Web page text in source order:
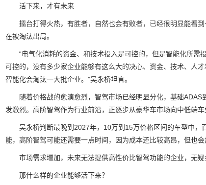
活下来，才有未来
擂台打得火热，有胜者，自然也会有败者，已经很明显能看
在被淘汰出局。
“电气化消耗的资金、和技术投入是可控的，但是智能化所需
可控的，没有多少家企业能够有这么大的决心、资金、技术、人
智能化会淘汰一大批企业。”吴永桥坦言。
随着价格战的愈演愈烈，智驾市场已经明显分化，基础
发激烈。高阶智驾作为行业前沿，正逐步从豪华车市场向中低端车
吴永桥判断最晚到2027年，10万到15万价格区间的车型中，
能，高阶智驾可能还需要一点时间，因为成本还比较高昂，但也会
市场需求增加，未来无法提供高性价比智驾功能的企业，无疑
那什么样的企业能够活下来？